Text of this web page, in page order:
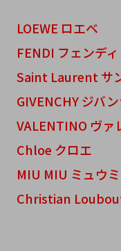
LOEWE ロエベ
FENDI フェンディ
Saint Laurent サ
GIVENCHY ジバン
VALENTINO ヴァ
Chloe クロエ
MIU MIU ミュウ
Christian